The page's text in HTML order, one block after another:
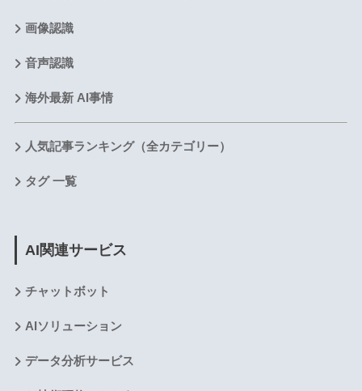
画像認識
音声認識
海外最新 AI事情
人気記事ランキング（全カテゴリー）
タグ 一覧
AI関連サービス
チャットボット
AIソリューション
データ分析サービス